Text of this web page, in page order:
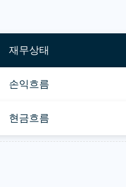
재무상태
손익흐름
현금흐름